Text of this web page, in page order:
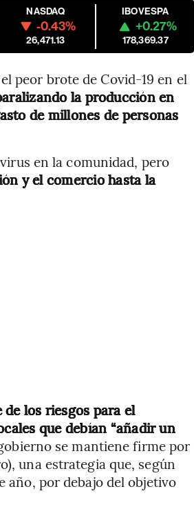
NASDAQ
-0.43%
26,471.13
IBOVESPA
+0.27%
178,369.37
peor brote de Covid-19 en el
la producción en
de millones de personas
en la comunidad, pero
y el comercio hasta la
los riesgos para el
que debían “añadir un
se mantiene firme por
una estrategia que, según
año, por debajo del objetivo